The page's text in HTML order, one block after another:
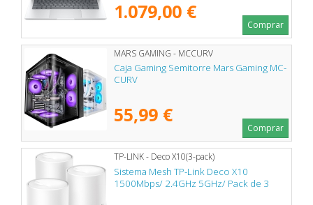
1.079,00 €
Comprar
MARS GAMING - MCCURV
Caja Gaming Semitorre Mars Gaming MC-
CURV
55,99 €
Comprar
TP-LINK - Deco X10(3-pack)
Sistema Mesh TP-Link Deco X10
1500Mbps/ 2.4GHz 5GHz/ Pack de 3